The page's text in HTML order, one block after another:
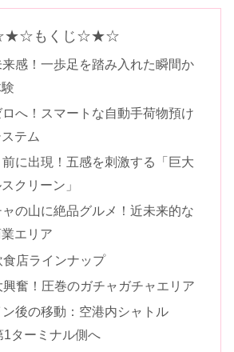
もくじ☆★☆
感！一歩足を踏み入れた瞬間か
へ！スマートな自動手荷物預け
テム
に出現！五感を刺激する「巨大
クリーン」
の山に絶品グルメ！近未来的な
エリア
店ラインナップ
奮！圧巻のガチャガチャエリア
後の移動：空港内シャトル
1ターミナル側へ